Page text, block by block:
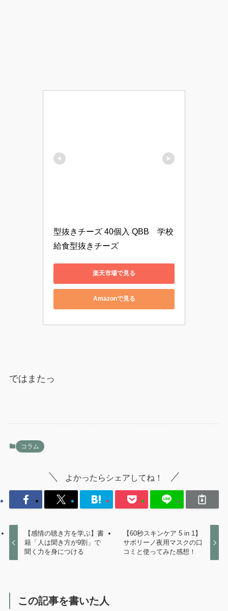
型抜きチーズ 40個入 QBB　学校
給食型抜きチーズ
楽天市場で見る
Amazonで見る
ではまたっ
コラム
よかったらシェアしてね！
【感情の聴き方を学ぶ】書
籍「人は聞き方が9割」で
聞く力を身につける
【60秒スキンケア 5 in 1】
サボリーノ夜用マスクの口
コミと使ってみた感想！
この記事を書いた人